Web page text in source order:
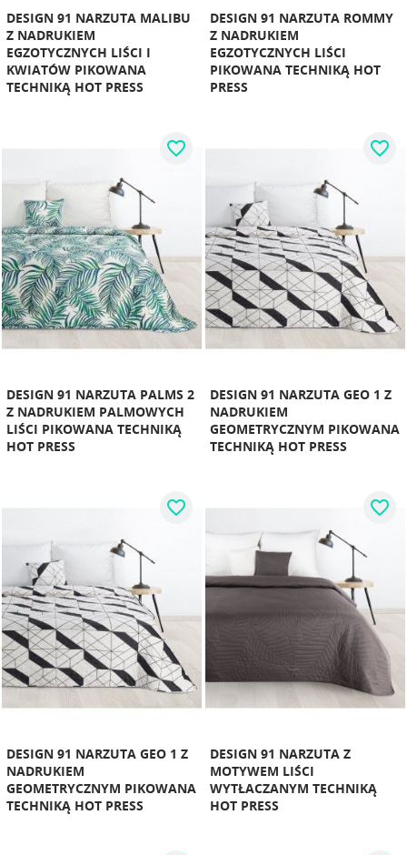
DESIGN 91 NARZUTA MALIBU
Z NADRUKIEM
EGZOTYCZNYCH LIŚCI I
KWIATÓW PIKOWANA
TECHNIKĄ HOT PRESS
DESIGN 91 NARZUTA ROMMY
Z NADRUKIEM
EGZOTYCZNYCH LIŚCI
PIKOWANA TECHNIKĄ HOT
PRESS
DESIGN 91 NARZUTA PALMS 2
Z NADRUKIEM PALMOWYCH
LIŚCI PIKOWANA TECHNIKĄ
HOT PRESS
favorite_border
DESIGN 91 NARZUTA GEO 1 Z
NADRUKIEM
GEOMETRYCZNYM PIKOWANA
TECHNIKĄ HOT PRESS
favorite_border
DESIGN 91 NARZUTA GEO 1 Z
NADRUKIEM
GEOMETRYCZNYM PIKOWANA
TECHNIKĄ HOT PRESS
favorite_border
DESIGN 91 NARZUTA Z
MOTYWEM LIŚCI
WYTŁACZANYM TECHNIKĄ
HOT PRESS
favorite_border